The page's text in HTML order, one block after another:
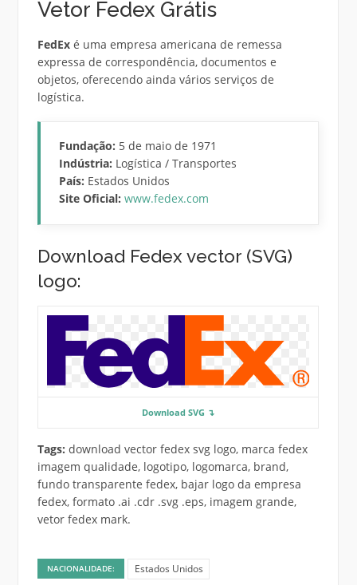
Vetor Fedex Grátis
FedExé uma empresa americana de remessa
expressa de correspondência, documentos e
objetos, oferecendo ainda vários serviços de
logística.
Fundação: 5 de maio de 1971
Indústria: Logística / Transportes
País: Estados Unidos
Site Oficial: www.fedex.com
Download Fedex vector (SVG)
logo:
Download SVG ↴
Tags: download vector fedex svg logo, marca fedex
imagem qualidade, logotipo, logomarca, brand,
fundo transparente fedex, bajar logo da empresa
fedex, formato .ai .cdr .svg .eps, imagem grande,
vetor fedex mark.
NACIONALIDADE: Estados Unidos